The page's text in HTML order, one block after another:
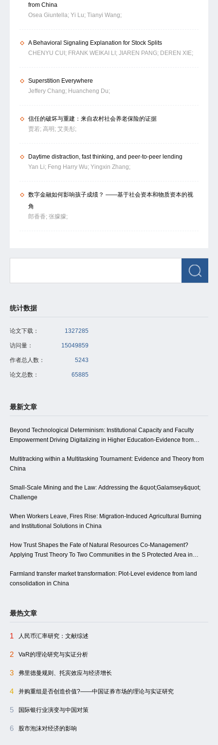
from China
Osea Giuntella; Yi Lu; Tianyi Wang;
A Behavioral Signaling Explanation for Stock Splits
CHENYU CUI; FRANK WEIKAI LI; JIAREN PANG; DEREN XIE;
Superstition Everywhere
Jeffery Chang; Huancheng Du;
信任的破坏与重建：来自农村社会养老保险的证据
贾若; 高明; 艾美彤;
Daytime distraction, fast thinking, and peer-to-peer lending
Yan Li; Feng Harry Wu; Yingxin Zhang;
数字金融如何影响孩子成绩？ ——基于社会资本和物质资本的视
角
郎香香; 张朦朦;
统计数据
论文下载： 1327285
访问量： 15049859
作者总人数： 5243
论文总数： 65885
最新文章
Beyond Technological Determinism: Institutional Capacity and Faculty
Empowerment Driving Digitalizing in Higher Education-Evidence from
Multitracking within a Multitasking Tournament: Evidence and Theory from
China
Small-Scale Mining and the Law: Addressing the &quot;Galamsey&quot;
Challenge
When Workers Leave, Fires Rise: Migration-Induced Agricultural Burning
and Institutional Solutions in China
How Trust Shapes the Fate of Natural Resources Co-Management?
Applying Trust Theory To Two Communities in the S Protected Area in
Farmland transfer market transformation: Plot-Level evidence from land
consolidation in China
最热文章
1 人民币汇率研究：文献综述
2 VaR的理论研究与实证分析
3 弗里德曼规则、托宾效应与经济增长
4 并购重组是否创造价值?――中国证券市场的理论与实证研究
5 国际银行业演变与中国对策
6 股市泡沫对经济的影响